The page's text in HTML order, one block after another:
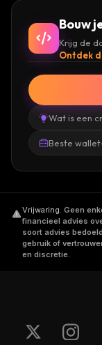
Bouw
Krijg de
Ontdek
Wat is een
Beste
Vrijwaring. Geen
financieel advies
soort advies
gebruik of
en discretie.